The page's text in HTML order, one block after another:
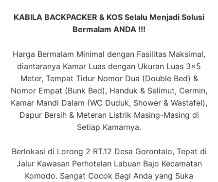
KABILA BACKPACKER & KOS Selalu Menjadi Solusi
Bermalam ANDA !!!
Harga Bermalam Minimal dengan Fasilitas Maksimal,
diantaranya Kamar Luas dengan Ukuran Luas 3×5
Meter, Tempat Tidur Nomor Dua (Double Bed) &
Nomor Empat (Bunk Bed), Handuk & Selimut, Cermin,
Kamar Mandi Dalam (WC Duduk, Shower & Wastafel),
Dapur Bersih & Meteran Listrik Masing-Masing di
Setiap Kamarnya.
Berlokasi di Lorong 2 RT.12 Desa Gorontalo, Tepat di
Jalur Kawasan Perhotelan Labuan Bajo Kecamatan
Komodo. Sangat Cocok Bagi Anda yang Suka